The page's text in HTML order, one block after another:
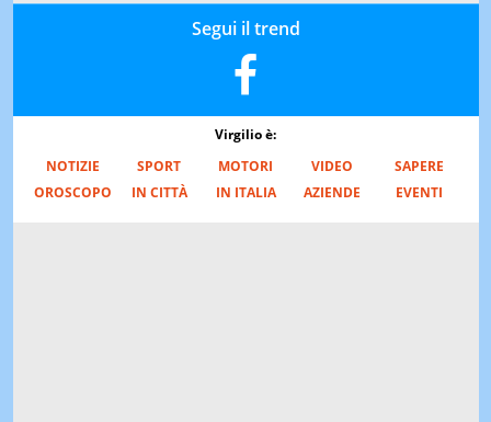
Segui il trend
Virgilio è:
NOTIZIE
SPORT MOTORI VIDEO
SAPERE
OROSCOPO
IN CITTÀ IN ITALIA AZIENDE EVENTI